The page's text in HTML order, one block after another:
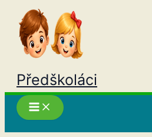
Přeskočit
obsah
Předškoláci